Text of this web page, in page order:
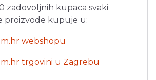
zadovoljnih kupaca svaki
proizvode kupuje u:
webshopu
trgovini u Zagrebu